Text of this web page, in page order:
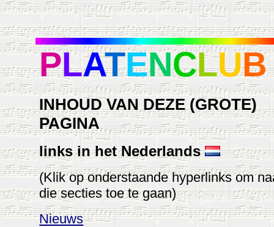
PLATENCLUB
INHOUD VAN DEZE (GROTE)
PAGINA
linksin het Nederlands
(Klik op onderstaande hyperlinks om
die secties toe te gaan)
Nieuws